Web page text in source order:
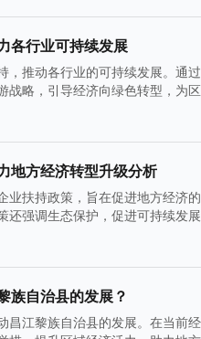
各行业可持续发展
，推动各行业的可持续发展。通
战略，引导经济向绿色转型，为
地方经济转型升级分析
业扶持政策，旨在促进地方经济
还强调生态保护，促进可持续发
族自治县的发展？
昌江黎族自治县的发展。在当前